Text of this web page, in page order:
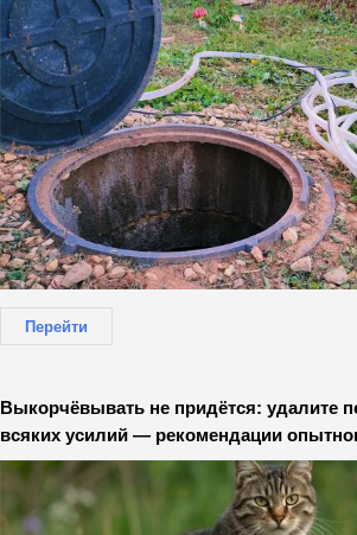
Перейти
Выкорчёвывать не придётся: удалите
всяких усилий — рекомендации